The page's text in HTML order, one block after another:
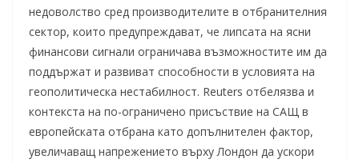
недоволство сред производителите в отбранителния
сектор, които предупреждават, че липсата на ясни
финансови сигнали ограничава възможностите им да
поддържат и развиват способности в условията на
геополитическа нестабилност. Reuters отбелязва и
контекста на по-ограничено присъствие на САЩ в
европейската отбрана като допълнителен фактор,
увеличаващ напрежението върху Лондон да ускори